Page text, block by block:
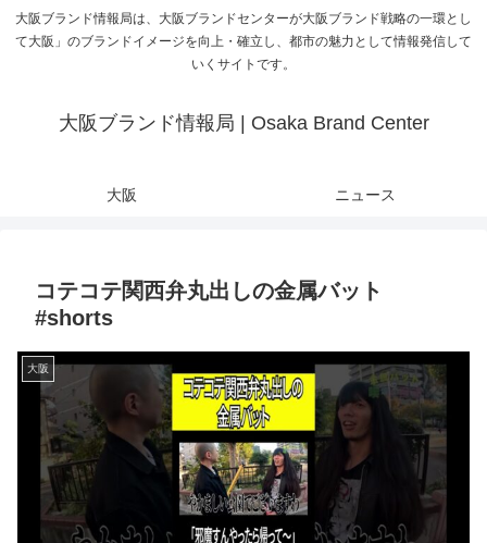
大阪ブランド情報局は、大阪ブランドセンターが大阪ブランド戦略の一環とし
て大阪」のブランドイメージを向上・確立し、都市の魅力として情報発信して
いくサイトです。
大阪ブランド情報局 | Osaka Brand Center
大阪 ニュース
コテコテ関西弁丸出しの金属バット
#shorts
大阪